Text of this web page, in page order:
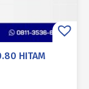
HITAM